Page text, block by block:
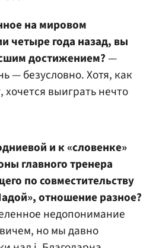
на мировом
четыре года назад, вы
достижением?—
— безусловно. Хотя, как
выиграть нечто
и к «словенке»
главного тренера
по совместительству
отношение разное?
недопонимание
но мы давно